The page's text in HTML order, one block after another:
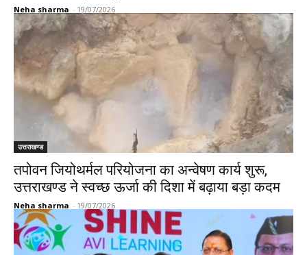
Neha sharma - 19/07/2026
उत्तराखण्ड
तपोवन जियोथर्मल परियोजना का अन्वेषण कार्य शुरू,
उत्तराखण्ड ने स्वच्छ ऊर्जा की दिशा में बढ़ाया बड़ा कदम
Neha sharma - 19/07/2026